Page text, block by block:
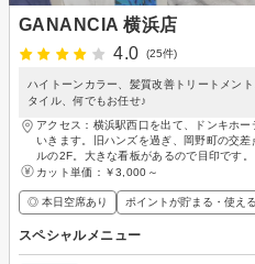
GANANCIA 横浜店
4.0
(25件)
ハイトーンカラー、髪質改善トリートメン
タイル、何でもお任せ♪
アクセス：横浜駅西口を出て、ドンキホ
いきます。旧ハンズを過ぎ、岡野町の交
ルの2F。大きな看板があるので目印です。
カット単価： ￥3,000～
◎ 本日空席あり ポイントが貯まる・使える
スペシャルメニュー